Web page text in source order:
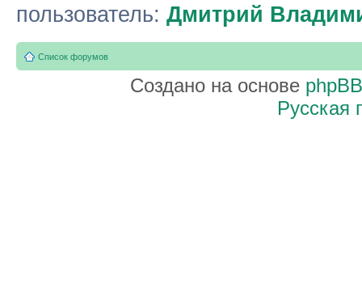
пользователь: Дмитрий
Список форумов
Создано на основе phpBB
Русская